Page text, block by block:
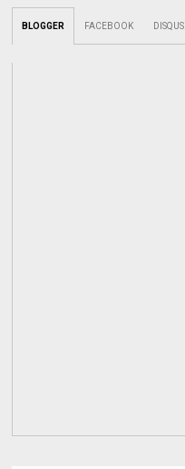
BLOGGER FACEBOOK DISQUS